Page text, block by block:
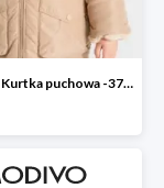
MAYORAL Kurtka puchowa -37%